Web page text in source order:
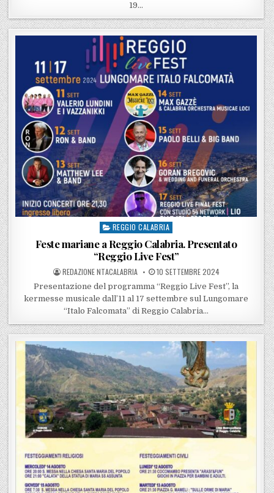
19…
Posted in
REGGIO CALABRIA
Feste mariane a Reggio Calabria. Presentato
“Reggio Live Fest”
POSTED BY
REDAZIONE NTACALABRIA POSTED ON
10 SETTEMBRE 2024
Presentazione del programma “Reggio Live Fest”, la
kermesse musicale dall’11 al 17 settembre sul Lungomare
“Italo Falcomata” di Reggio Calabria…